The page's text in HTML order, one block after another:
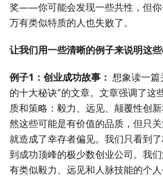
奖——你可能会发现一些共性，但你
万有类似特质的人也失败了。
让我们用一些清晰的例子来说明这些
例子1：创业成功故事： 想象读一
的十大秘诀"的文章。文章强调了这
质和策略：毅力、远见、颠覆性创
然这些可能是有价值的品质，但只
就造成了幸存者偏见。我们只看到
到成功顶峰的极少数创业公司。我
有类似毅力、远见和人脉技能的个